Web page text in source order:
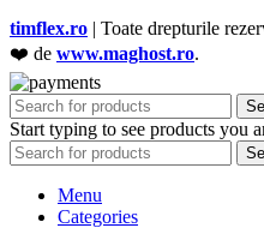
timflex.ro | Toate drepturile
❤️ de www.maghost.ro.
Start typing to see products you
Menu
Categories